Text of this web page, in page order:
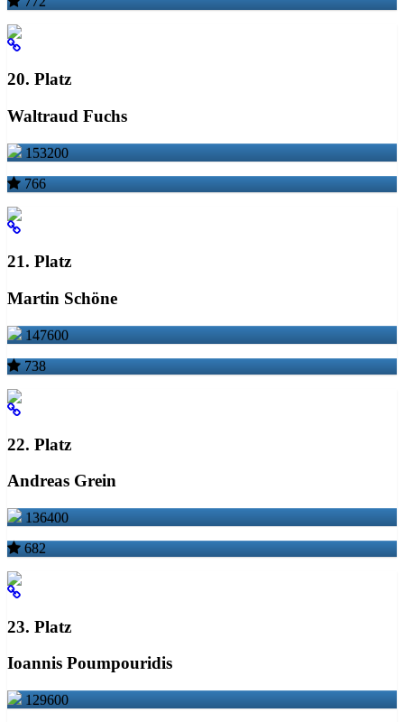
20. Platz
Waltraud Fuchs
153200
766
21. Platz
Martin Schöne
147600
738
22. Platz
Andreas Grein
136400
682
23. Platz
Ioannis Poumpouridis
129600